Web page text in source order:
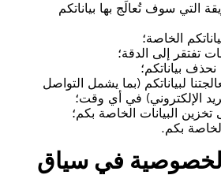
التي سوف تُعالَج بها بياناتكم
الخاصة؛
تفتقر إلى الدقة؛
بياناتكم؛
لبياناتكم (بما يشمل التواصل
الإلكتروني) في أي وقت؛
البيانات الخاصة بكم؛
بكم.
في سياق